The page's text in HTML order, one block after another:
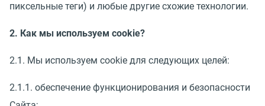
пиксельные теги) и любые другие схожие технологии.
2. Как мы используем cookie?
2.1. Мы используем cookie для следующих целей:
2.1.1. обеспечение функционирования и безопасности